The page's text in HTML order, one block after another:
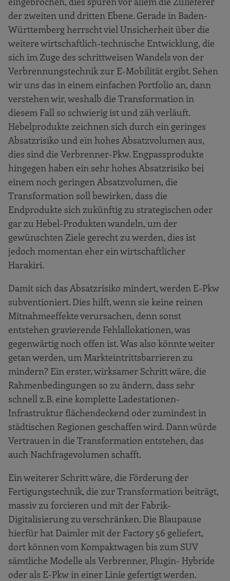
der zweiten und dritten Ebene. Gerade in Baden-
Württemberg herrscht viel Unsicherheit über die
weitere wirtschaftlich-technische Entwicklung, die
sich im Zuge des schrittweisen Wandels von der
Verbrennungstechnik zur E-Mobilität ergibt. Sehen
wir uns das in einem einfachen Portfolio an, dann
verstehen wir, weshalb die Transformation in
diesem Fall so schwierig ist und zäh verläuft.
Hebelprodukte zeichnen sich durch ein geringes
Absatzrisiko und ein hohes Absatzvolumen aus,
dies sind die Verbrenner-Pkw. Engpassprodukte
hingegen haben ein sehr hohes Absatzrisiko bei
einem noch geringen Absatzvolumen, die
Transformation soll bewirken, dass die
Endprodukte sich zukünftig zu strategischen oder
gar zu Hebel-Produkten wandeln, um der
gewünschten Ziele gerecht zu werden, dies ist
jedoch momentan eher ein wirtschaftlicher
Harakiri.
Damit sich das Absatzrisiko mindert, werden E-Pkw
subventioniert. Dies hilft, wenn sie keine reinen
Mitnahmeeffekte verursachen, denn sonst
entstehen gravierende Fehlallokationen, was
gegenwärtig noch offen ist. Was also könnte weiter
getan werden, um Markteintrittsbarrieren zu
mindern? Ein erster, wirksamer Schritt wäre, die
Rahmenbedingungen so zu ändern, dass sehr
schnell z.B. eine komplette Ladestationen-
Infrastruktur flächendeckend oder zumindest in
städtischen Regionen geschaffen wird. Dann würde
Vertrauen in die Transformation entstehen, das
auch Nachfragevolumen schafft.
Ein weiterer Schritt wäre, die Förderung der
Fertigungstechnik, die zur Transformation beiträgt,
massiv zu forcieren und mit der Fabrik-
Digitalisierung zu verschränken. Die Blaupause
hierfür hat Daimler mit der Factory 56 geliefert,
dort können vom Kompaktwagen bis zum SUV
sämtliche Modelle als Verbrenner, Plugin- Hybride
oder als E-Pkw in einer Linie gefertigt werden.